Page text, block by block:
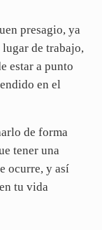
presagio, ya
lugar de trabajo,
estar a punto
en el
de forma
tener una
ocurre, y así
tu vida